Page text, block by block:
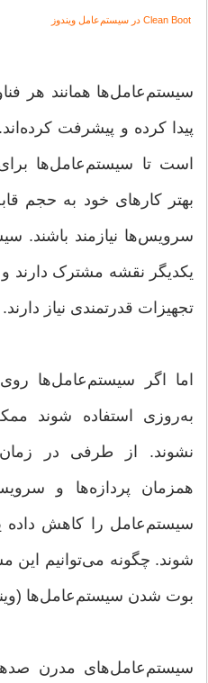
سیستم‌عامل‌ها همانند هر
پیدا کرده و پیشرفت
است تا سیستم‌عامل‌ها
بهتر کارهای خود به حجم
سرویس‌ها نیازمند باشند.
یکدیگر نقشه مشترک دارند
تجهیزات قدرتمندی نیاز دارند.
اما اگر سیستم‌عامل‌ها
به‌روزی استفاده شوند
نشوند. از طرفی در زمان
همزمان پردازه‌ها و
سیستم‌عامل را کاهش داده
شوند. چگونه می‌توانیم
بوت شدن سیستم‌عامل‌ها (ویندوز 10) را بهبود
سیستم‌عامل‌های مدرن